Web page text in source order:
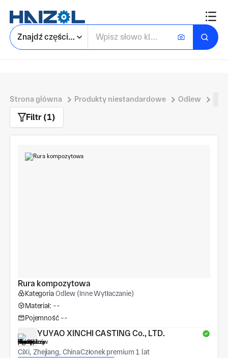
Znajdź części niestandardowe
Strona główna Produkty niestandardowe Odlew
Filtr (1)
Rura kompozytowa
KategoriaOdlew (Inne Wytłaczanie)
Materiał: --
Pojemność --
YUYAO XINCHI CASTING Co., LTD.
CiXi, Zhejiang, ChinaCzłonek premium 1 lat